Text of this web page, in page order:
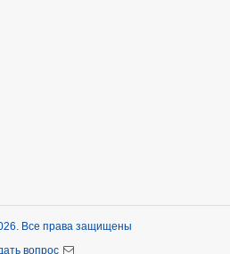
Все права защищены
вопрос